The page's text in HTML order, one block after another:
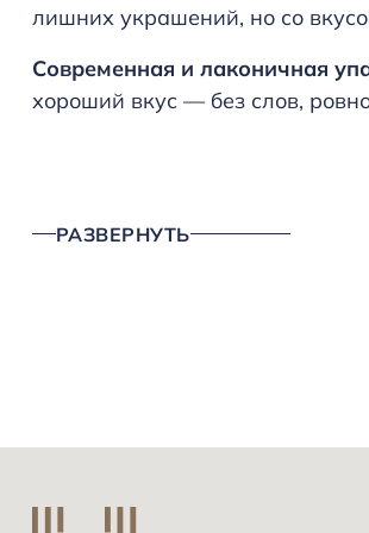
лишних украшений, но со
Современная и лаконичная
хороший вкус — без слов,
РАЗВЕРНУТЬ